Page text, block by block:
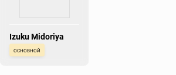
Izuku Midoriya
основной